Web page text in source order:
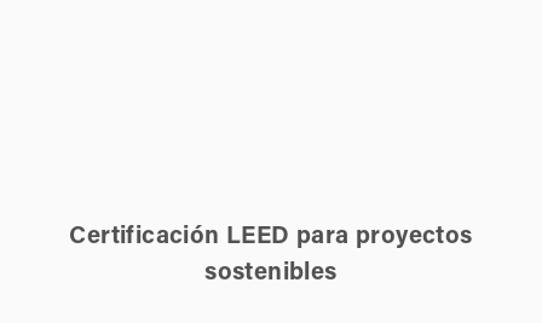
Certificación LEED para proyectos
sostenibles